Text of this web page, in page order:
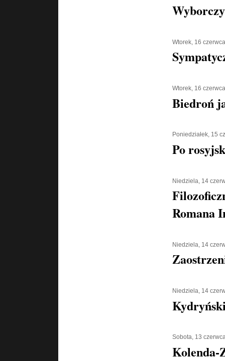
Wtorek, 16
Wtorek, 16
Biedroń
Poniedziałek, 15
Po
Niedziela, 14
Romana
Niedziela, 14
Niedziela, 14
Sobota, 13
Kolenda-